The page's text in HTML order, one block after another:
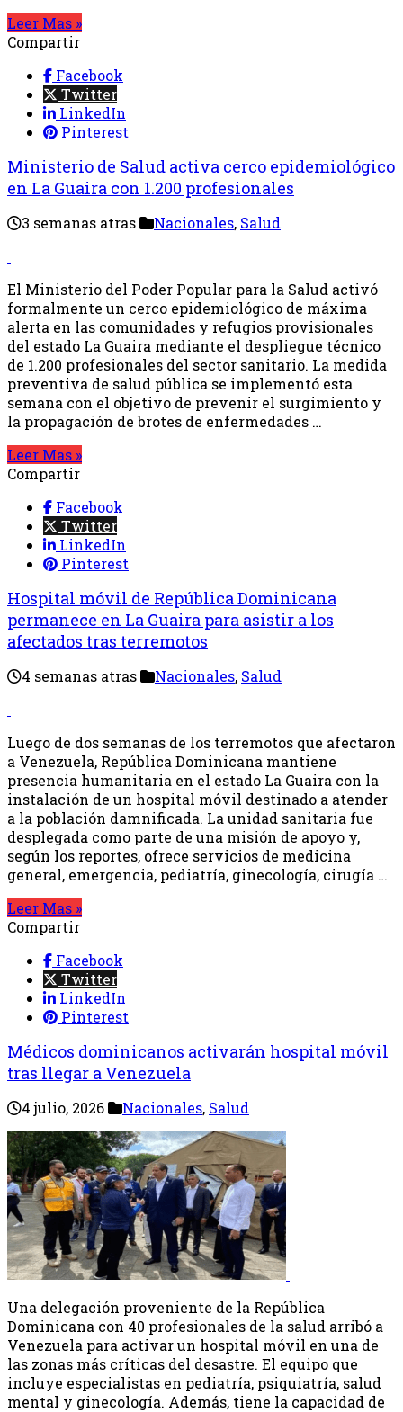
Leer Mas »
Compartir
Facebook
Twitter
LinkedIn
Pinterest
Ministerio de Salud activa cerco epidemiológico
en La Guaira con 1.200 profesionales
3 semanas atras Nacionales, Salud
El Ministerio del Poder Popular para la Salud activó
formalmente un cerco epidemiológico de máxima
alerta en las comunidades y refugios provisionales
del estado La Guaira mediante el despliegue técnico
de 1.200 profesionales del sector sanitario. La medida
preventiva de salud pública se implementó esta
semana con el objetivo de prevenir el surgimiento y
la propagación de brotes de enfermedades …
Leer Mas »
Compartir
Facebook
Twitter
LinkedIn
Pinterest
Hospital móvil de República Dominicana
permanece en La Guaira para asistir a los
afectados tras terremotos
4 semanas atras Nacionales, Salud
Luego de dos semanas de los terremotos que afectaron
a Venezuela, República Dominicana mantiene
presencia humanitaria en el estado La Guaira con la
instalación de un hospital móvil destinado a atender
a la población damnificada. La unidad sanitaria fue
desplegada como parte de una misión de apoyo y,
según los reportes, ofrece servicios de medicina
general, emergencia, pediatría, ginecología, cirugía …
Leer Mas »
Compartir
Facebook
Twitter
LinkedIn
Pinterest
Médicos dominicanos activarán hospital móvil
tras llegar a Venezuela
4 julio, 2026 Nacionales, Salud
Una delegación proveniente de la República
Dominicana con 40 profesionales de la salud arribó a
Venezuela para activar un hospital móvil en una de
las zonas más críticas del desastre. El equipo que
incluye especialistas en pediatría, psiquiatría, salud
mental y ginecología. Además, tiene la capacidad de